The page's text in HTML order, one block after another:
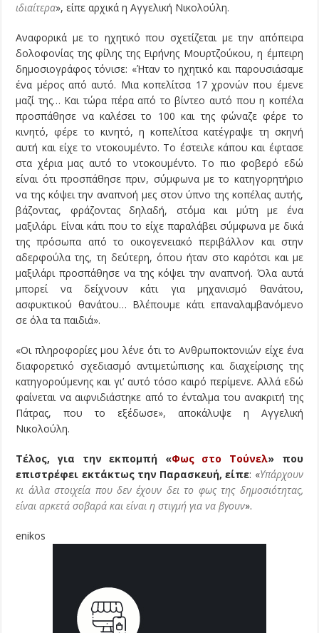
ιδιαίτερα», είπε αρχικά η Αγγελική Νικολούλη.
Αναφορικά με το ηχητικό που σχετίζεται με την απόπειρα
δολοφονίας της φίλης της Ειρήνης Μουρτζούκου, η έμπειρη
δημοσιογράφος τόνισε: «Ήταν το ηχητικό και παρουσιάσαμε
ένα μέρος από αυτό. Μια κοπελίτσα 17 χρονών που έμενε
μαζί της… Και τώρα πέρα από το βίντεο αυτό που η κοπέλα
προσπάθησε να καλέσει το 100 και της φώναζε φέρε το
κινητό, φέρε το κινητό, η κοπελίτσα κατέγραψε τη σκηνή
αυτή και είχε το ντοκουμέντο. Το έστειλε κάπου και έφτασε
στα χέρια μας αυτό το ντοκουμέντο. Το πιο φοβερό εδώ
είναι ότι προσπάθησε πριν, σύμφωνα με το κατηγορητήριο
να της κόψει την αναπνοή μες στον ύπνο της κοπέλας αυτής,
βάζοντας, φράζοντας δηλαδή, στόμα και μύτη με ένα
μαξιλάρι. Είναι κάτι που το είχε παραλάβει σύμφωνα με δικά
της πρόσωπα από το οικογενειακό περιβάλλον και στην
αδερφούλα της, τη δεύτερη, όπου ήταν στο καρότσι και με
μαξιλάρι προσπάθησε να της κόψει την αναπνοή. Όλα αυτά
μπορεί να δείχνουν κάτι για μηχανισμό θανάτου,
ασφυκτικού θανάτου… Βλέπουμε κάτι επαναλαμβανόμενο
σε όλα τα παιδιά».
«Οι πληροφορίες μου λένε ότι το Ανθρωποκτονιών είχε ένα
διαφορετικό σχεδιασμό αντιμετώπισης και διαχείρισης της
κατηγορούμενης και γι’ αυτό τόσο καιρό περίμενε. Αλλά εδώ
φαίνεται να αιφνιδιάστηκε από το ένταλμα του ανακριτή της
Πάτρας, που το εξέδωσε», αποκάλυψε η Αγγελική
Νικολούλη.
Τέλος, για την εκπομπή «Φως στο Τούνελ» που
επιστρέφει εκτάκτως την Παρασκευή, είπε: «Υπάρχουν
κι άλλα στοιχεία που δεν έχουν δει το φως της δημοσιότητας,
είναι αρκετά σοβαρά και είναι η στιγμή για να βγουν».
enikos